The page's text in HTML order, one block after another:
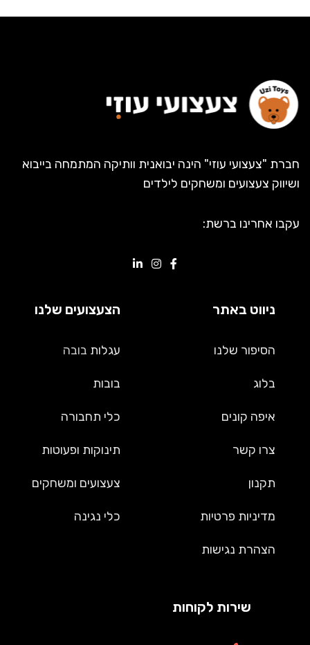
חברת "צעצועי עוזי" הינה יבואנית וותיקה המתמחה בייבוא
ושיווק צעצועים ומשחקים לילדים
עקבו אחרינו ברשת:
ניווט באתר
הסיפור שלנו
בלוג
איפה קונים
צרו קשר
תקנון
מדיניות פרטיות
הצהרת נגישות
הצעצועים שלנו
עגלות בובה
בובות
כלי תחבורה
תינוקות ופעוטות
צעצועים ומשחקים
כלי נגינה
שירות לקוחות